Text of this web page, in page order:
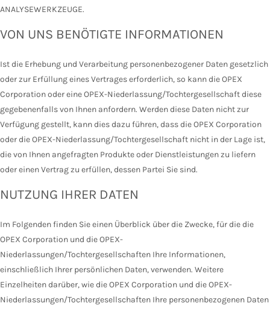
ANALYSEWERKZEUGE.
VON UNS BENÖTIGTE INFORMATIONEN
Ist die Erhebung und Verarbeitung personenbezogener Daten gesetzlich
oder zur Erfüllung eines Vertrages erforderlich, so kann die OPEX
Corporation oder eine OPEX-Niederlassung/Tochtergesellschaft diese
gegebenenfalls von Ihnen anfordern. Werden diese Daten nicht zur
Verfügung gestellt, kann dies dazu führen, dass die OPEX Corporation
oder die OPEX-Niederlassung/Tochtergesellschaft nicht in der Lage ist,
die von Ihnen angefragten Produkte oder Dienstleistungen zu liefern
oder einen Vertrag zu erfüllen, dessen Partei Sie sind.
NUTZUNG IHRER DATEN
Im Folgenden finden Sie einen Überblick über die Zwecke, für die die
OPEX Corporation und die OPEX-
Niederlassungen/Tochtergesellschaften Ihre Informationen,
einschließlich Ihrer persönlichen Daten, verwenden. Weitere
Einzelheiten darüber, wie die OPEX Corporation und die OPEX-
Niederlassungen/Tochtergesellschaften Ihre personenbezogenen Daten